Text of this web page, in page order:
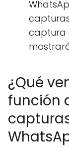
captura
¿Qué
función